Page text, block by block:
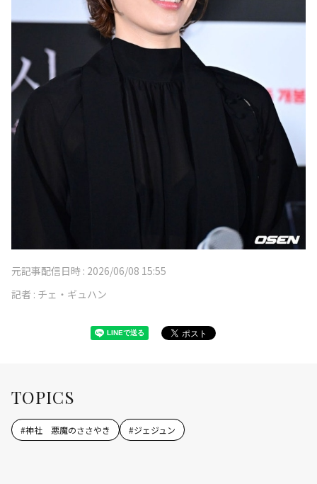
元記事配信日時 : 2026/06/08 15:55
記者 : チェ・ギュハン
TOPICS
#神社 悪魔のささやき #ジェジュン